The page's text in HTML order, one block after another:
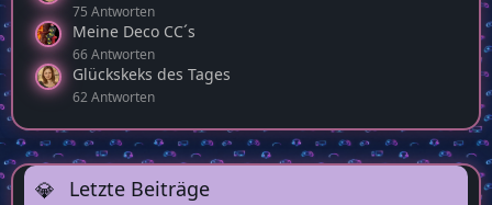
75 Antworten
Meine Deco CC´s
66 Antworten
Glückskeks des Tages
62 Antworten
Letzte Beiträge